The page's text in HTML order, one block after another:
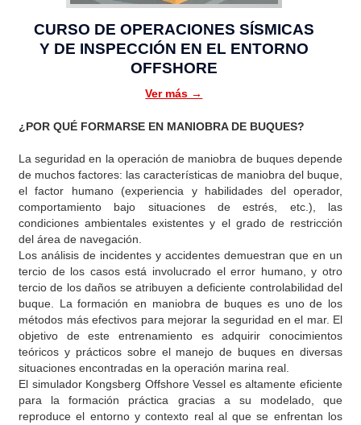
CURSO DE OPERACIONES SÍSMICAS
Y DE INSPECCIÓN EN EL ENTORNO
OFFSHORE
Ver más →
¿POR QUÉ FORMARSE EN MANIOBRA DE BUQUES?
La seguridad en la operación de maniobra de buques depende
de muchos factores: las características de maniobra del buque,
el factor humano (experiencia y habilidades del operador,
comportamiento bajo situaciones de estrés, etc.), las
condiciones ambientales existentes y el grado de restricción
del área de navegación.
Los análisis de incidentes y accidentes demuestran que en un
tercio de los casos está involucrado el error humano, y otro
tercio de los daños se atribuyen a deficiente controlabilidad del
buque. La formación en maniobra de buques es uno de los
métodos más efectivos para mejorar la seguridad en el mar. El
objetivo de este entrenamiento es adquirir conocimientos
teóricos y prácticos sobre el manejo de buques en diversas
situaciones encontradas en la operación marina real.
El simulador Kongsberg Offshore Vessel es altamente eficiente
para la formación práctica gracias a su modelado, que
reproduce el entorno y contexto real al que se enfrentan los